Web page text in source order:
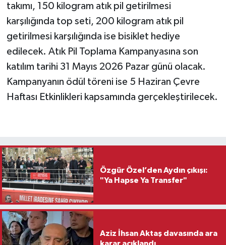
takımı, 150 kilogram atık pil getirilmesi
karşılığında top seti, 200 kilogram atık pil
getirilmesi karşılığında ise bisiklet hediye
edilecek. Atık Pil Toplama Kampanyasına son
katılım tarihi 31 Mayıs 2026 Pazar günü olacak.
Kampanyanın ödül töreni ise 5 Haziran Çevre
Haftası Etkinlikleri kapsamında gerçekleştirilecek.
Özgür Özel’den Aydın çıkışı:
"Ya Hapse Ya Transfer"
Aziz İhsan Aktaş davasında ara